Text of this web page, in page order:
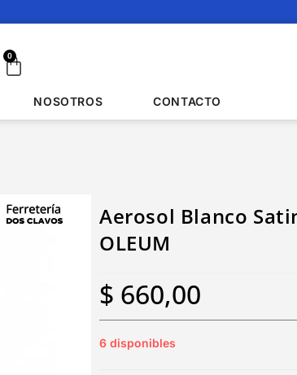
0
NOSOTROS CONTACTO
Aerosol Blanco
OLEUM
$ 660,00
6 disponibles